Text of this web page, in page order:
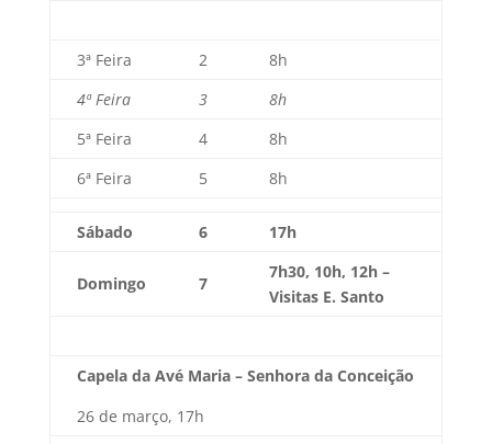
3ª Feira 2
8h
4ª Feira
3
8h
5ª Feira
4
8h
6ª Feira
5 8h
Sábado 6 17h
Domingo 7
7h30, 10h, 12h –
Visitas E. Santo
Capela da Avé Maria – Senhora da Conceição
26 de março, 17h